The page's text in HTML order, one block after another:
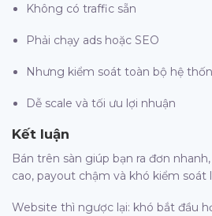
Không có traffic sẵn
Phải chạy ads hoặc SEO
Nhưng kiểm soát toàn bộ hệ
Dễ scale và tối ưu lợi nhuận
Kết luận
Bán trên sàn giúp bạn ra đơn
cao, payout chậm và khó kiểm soát
Website thì ngược lại: khó bắt đầu